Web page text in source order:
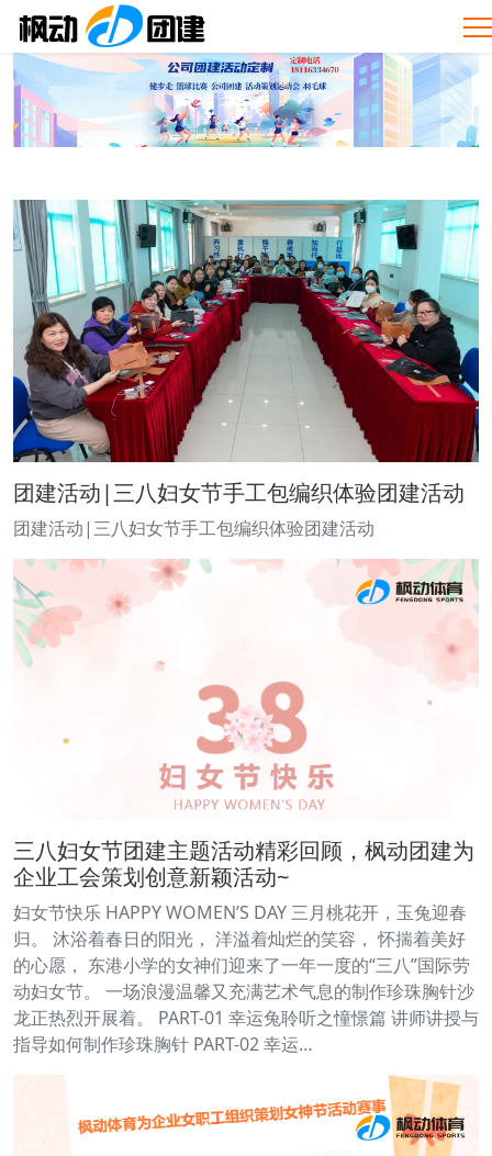
团建活动|三八妇女节手工包编织体验团建活动
团建活动|三八妇女节手工包编织体验团建活动
三八妇女节团建主题活动精彩回顾，枫动团建为
企业工会策划创意新颖活动~
妇女节快乐 HAPPY WOMEN’S DAY 三月桃花开，玉兔迎春
归。 沐浴着春日的阳光， 洋溢着灿烂的笑容， 怀揣着美好
的心愿， 东港小学的女神们迎来了一年一度的“三八”国际劳
动妇女节。 一场浪漫温馨又充满艺术气息的制作珍珠胸针沙
龙正热烈开展着。 PART-01 幸运兔聆听之憧憬篇 讲师讲授与
指导如何制作珍珠胸针 PART-02 幸运…